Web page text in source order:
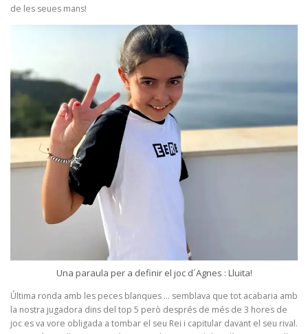
de les seues mans!
Una paraula per a definir el joc d´Agnes : Lluita!
Última ronda amb les peces blanques … semblava que tot acabaria amb
la nostra jugadora dins del top 5 però després de més de 3 hores de
joc es va vore obligada a tombar el seu Rei i capitular davant el seu rival.